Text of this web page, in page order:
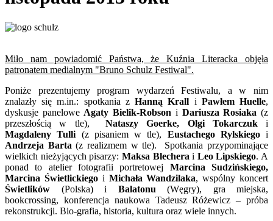
Miło nam powiadomić Państwa, że Kuźnia Literacka objęła
patronatem medialnym "Bruno Schulz Festiwal".
Poniże prezentujemy program wydarzeń Festiwalu, a w nim
znalazły się m.in.: spotkania zHanną Krall i Pawłem Huelle,
dyskusje panelowe Agaty Bielik-Robson i Dariusza Rosiaka(z
przeszłością w tle),
Nataszy Goerke, Olgi Tokarczuki
Magdaleny Tulli (z pisaniem w tle), Eustachego Rylskiegoi
Andrzeja Barta (z realizmem w tle). Spotkania przypominające
wielkich nieżyjących pisarzy: Maksa Blechera i Leo Lipskiego. A
ponad to atelier fotografii portretowej Marcina Sudzińskiego,
Marcina Świetlickiegoi Michała Wandzilaka, wspólny koncert
Świetlików (Polska) i Balatonu (Węgry), gra miejska,
bookcrossing, konferencja naukowa Tadeusz Różewicz – próba
rekonstrukcji. Bio-grafia, historia, kultura oraz wiele innych.